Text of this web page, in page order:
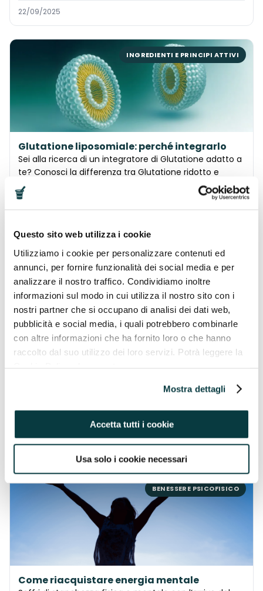
Questo sito web utilizza i cookie
Utilizziamo i cookie per personalizzare contenuti ed
annunci, per fornire funzionalità dei social media e per
analizzare il nostro traffico. Condividiamo inoltre
informazioni sul modo in cui utilizza il nostro sito con i
nostri partner che si occupano di analisi dei dati web,
pubblicità e social media, i quali potrebbero combinarle
con altre informazioni che ha fornito loro o che hanno
raccolto dal suo utilizzo dei loro servizi. Potrà leggere la
Mostra dettagli
Accetta tutti i cookie
Usa solo i cookie necessari
22/09/2025
INGREDIENTI E PRINCIPI ATTIVI
Glutatione liposomiale: perché integrarlo
Sei alla ricerca di un integratore di Glutatione adatto a
te? Conosci la differenza tra Glutatione ridotto e
Glutatione liposomiale? Qui una “guida” su tutto ciò
che devi sapere…
INGREDIENTI E PRINCIPI ATTIVI
sì, forse avrai già sentito dire che è “un antiossidante
08/09/2025
BENESSERE PSICOFISICO
Come riacquistare energia mentale